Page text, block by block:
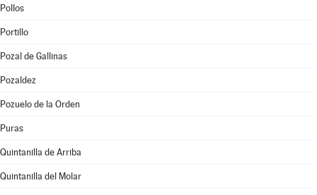
Pollos
Portillo
Pozal de Gallinas
Pozaldez
Pozuelo de la Orden
Puras
Quintanilla de Arriba
Quintanilla del Molar